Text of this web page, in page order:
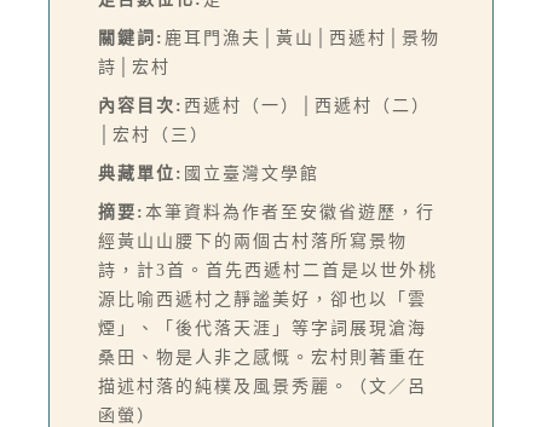
關鍵詞: 鹿耳門漁夫│黃山│西遞村│景物
詩│宏村
內容目次: 西遞村（一）│西遞村（二）
│宏村（三）
典藏單位: 國立臺灣文學館
摘要: 本筆資料為作者至安徽省遊歷，行
經黃山山腰下的兩個古村落所寫景物
詩，計3首。首先西遞村二首是以世外桃
源比喻西遞村之靜謐美好，卻也以「雲
煙」、「後代落天涯」等字詞展現滄海
桑田、物是人非之感慨。宏村則著重在
描述村落的純樸及風景秀麗。（文／呂
函螢）